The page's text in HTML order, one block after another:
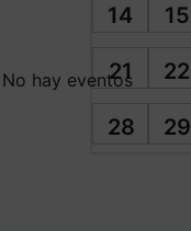
14 15
21 22
28 29
No hay eventos